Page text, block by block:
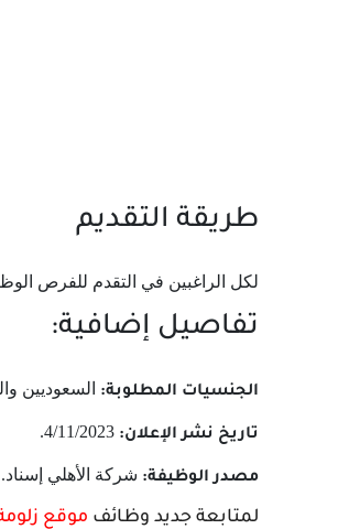
طريقة التقديم
لكل الراغبين في التقدم للفرص
تفاصيل إضافية:
الجنسيات المطلوبة: السعوديين
تاريخ نشر الإعلان:
مصدر الوظيفة: شركة الأهلي إسناد.
لمتابعة جديد وظائف موقع